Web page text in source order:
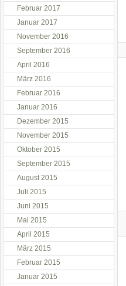
Februar 2017
Januar 2017
November 2016
September 2016
April 2016
März 2016
Februar 2016
Januar 2016
Dezember 2015
November 2015
Oktober 2015
September 2015
August 2015
Juli 2015
Juni 2015
Mai 2015
April 2015
März 2015
Februar 2015
Januar 2015